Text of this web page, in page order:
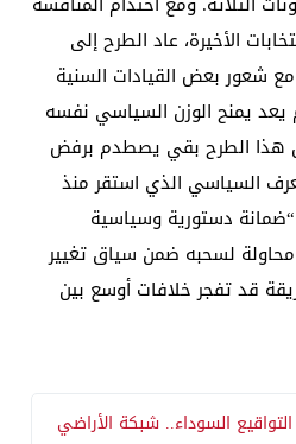
الأخيرة، عاد الطرح إلى
شعور بعض القيادات السنية
يعد يمنح الوزن السياسي نفسه
هذا الطرح بقي يصطدم برفض
السياسي الذي استقر منذ
“ضمانة دستورية وسياسية
لسحبه ضمن سياق تغيير
قد تفجر خلافات أوسع بين
السوداء.. شبكة الأراضي